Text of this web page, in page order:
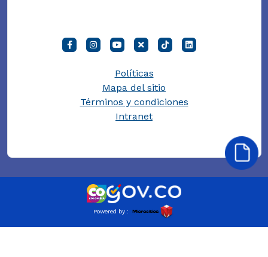
Políticas
Mapa del sitio
Términos y condiciones
Intranet
Powered by :